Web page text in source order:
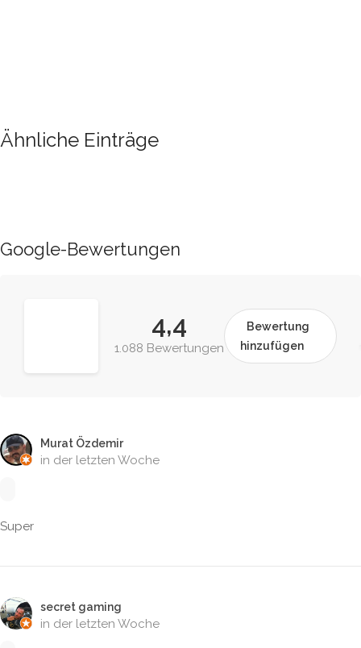
Ähnliche Einträge
Google-Bewertungen
4,4
1.088 Bewertungen
Bewertung
hinzufügen
Murat Özdemir
in der letzten Woche
Super
secret gaming
in der letzten Woche